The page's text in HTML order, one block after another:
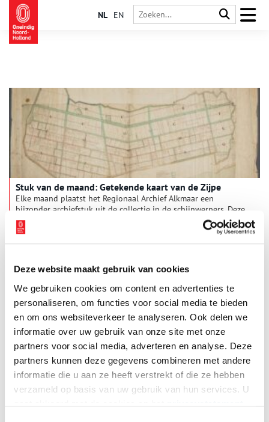
Deze website maakt gebruik van cookies
We gebruiken cookies om content en advertenties te
personaliseren, om functies voor social media te bieden
en om ons websiteverkeer te analyseren. Ook delen we
informatie over uw gebruik van onze site met onze
partners voor social media, adverteren en analyse. Deze
partners kunnen deze gegevens combineren met andere
informatie die u aan ze heeft verstrekt of die ze hebben
verzameld op basis van uw gebruik van hun services. U
NL EN
Stuk van de maand: Getekende kaart van de Zijpe
Elke maand plaatst het Regionaal Archief Alkmaar een
bijzonder archiefstuk uit de collectie in de schijnwerpers. Deze
keer: een met de hand getekende kaart van de nieuwe polder
de Zijpe van rond 1600. Op de kaart staat genoteerd wie de
eigenaren van het verkavelde land waren.
Mijn plek: Weg van Floris V met burchten en klooster
Welke plaats vind jij het meest kenmerkend voor Noord-
Holland? ‘Ik woon aan de Munnikenweg. Dat mag je wel een